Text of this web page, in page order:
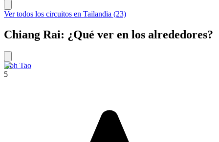
Ver todos los circuitos en Tailandia (23)
Chiang Rai: ¿Qué ver en los alrededores?
Koh Tao
5